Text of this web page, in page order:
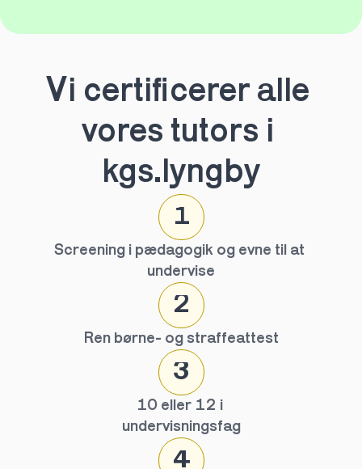
Vi certificerer alle
vores tutors i
kgs.lyngby
1
Screening i pædagogik og evne til at
undervise
2
Ren børne- og straffeattest
3
10 eller 12 i
undervisningsfag
4